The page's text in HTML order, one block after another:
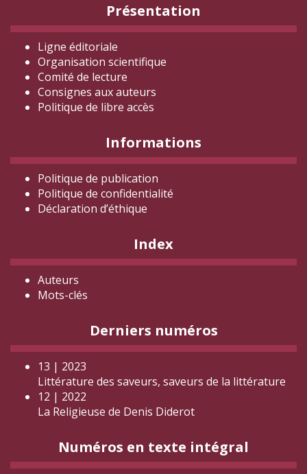
Présentation
Ligne éditoriale
Organisation scientifique
Comité de lecture
Consignes aux auteurs
Politique de libre accès
Informations
Politique de publication
Politique de confidentialité
Déclaration d’éthique
Index
Auteurs
Mots-clés
Derniers numéros
13 | 2023
Littérature des saveurs, saveurs de la littérature
12 | 2022
La Religieuse de Denis Diderot
Numéros en texte intégral